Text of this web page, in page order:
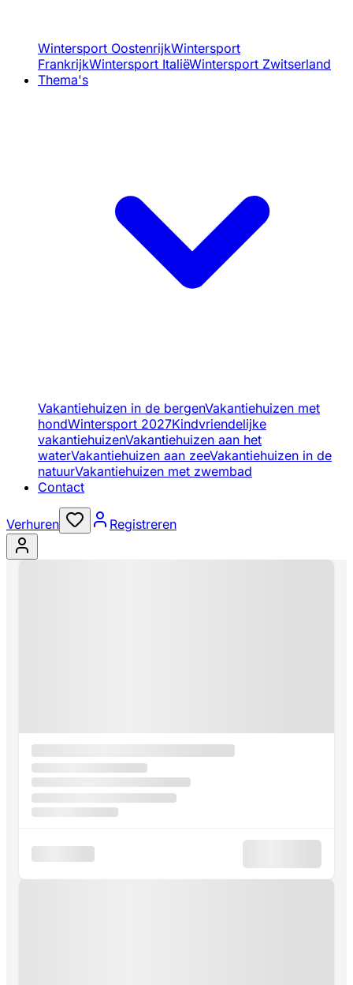
Wintersport OostenrijkWintersport
FrankrijkWintersport ItaliëWintersport Zwitserland
Thema's
Vakantiehuizen in de bergenVakantiehuizen met
hondWintersport 2027Kindvriendelijke
vakantiehuizenVakantiehuizen aan het
waterVakantiehuizen aan zeeVakantiehuizen in de
natuurVakantiehuizen met zwembad
Contact
Verhuren Registreren